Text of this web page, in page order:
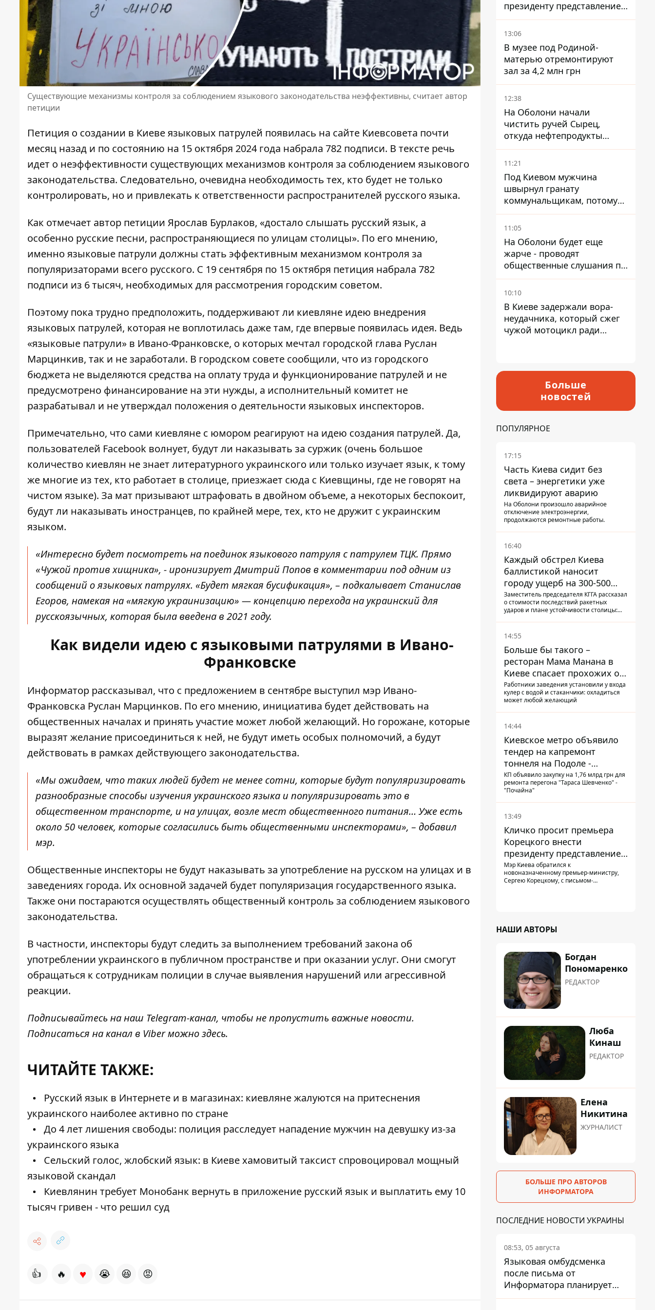
Существующие механизмы контроля за соблюдением языкового законодательства неэффективны, считает автор
петиции
Петиция о создании в Киеве языковых патрулей появилась на сайте Киевсовета почти
месяц назад и по состоянию на 15 октября 2024 года набрала 782 подписи. В тексте речь
идет о неэффективности существующих механизмов контроля за соблюдением языкового
законодательства. Следовательно, очевидна необходимость тех, кто будет не только
контролировать, но и привлекать к ответственности распространителей русского языка.
Как отмечает автор петиции Ярослав Бурлаков, «достало слышать русский язык, а
особенно русские песни, распространяющиеся по улицам столицы». По его мнению,
именно языковые патрули должны стать эффективным механизмом контроля за
популяризаторами всего русского. С 19 сентября по 15 октября петиция набрала 782
подписи из 6 тысяч, необходимых для рассмотрения городским советом.
Поэтому пока трудно предположить, поддерживают ли киевляне идею внедрения
языковых патрулей, которая не воплотилась даже там, где впервые появилась идея. Ведь
«языковые патрули» в Ивано-Франковске, о которых мечтал городской глава Руслан
Марцинкив, так и не заработали. В городском совете сообщили, что из городского
бюджета не выделяются средства на оплату труда и функционирование патрулей и не
предусмотрено финансирование на эти нужды, а исполнительный комитет не
разрабатывал и не утверждал положения о деятельности языковых инспекторов.
Примечательно, что сами киевляне с юмором реагируют на идею создания патрулей. Да,
пользователей Facebook волнует, будут ли наказывать за суржик (очень большое
количество киевлян не знает литературного украинского или только изучает язык, к тому
же многие из тех, кто работает в столице, приезжает сюда с Киевщины, где не говорят на
чистом языке). За мат призывают штрафовать в двойном объеме, а некоторых беспокоит,
будут ли наказывать иностранцев, по крайней мере, тех, кто не дружит с украинским
языком.
«Интересно будет посмотреть на поединок языкового патруля с патрулем ТЦК. Прямо
«Чужой против хищника», - иронизирует Дмитрий Попов в комментарии под одним из
сообщений о языковых патрулях. «Будет мягкая бусификация», – подкалывает Станислав
Егоров, намекая на «мягкую украинизацию» — концепцию перехода на украинский для
русскоязычных, которая была введена в 2021 году.
Как видели идею с языковыми патрулями в Ивано-
Франковске
Информатор рассказывал, что с предложением в сентябре выступил мэр Ивано-
Франковска Руслан Марцинков. По его мнению, инициатива будет действовать на
общественных началах и принять участие может любой желающий. Но горожане, которые
выразят желание присоединиться к ней, не будут иметь особых полномочий, а будут
действовать в рамках действующего законодательства.
«Мы ожидаем, что таких людей будет не менее сотни, которые будут популяризировать
разнообразные способы изучения украинского языка и популяризировать это в
общественном транспорте, и на улицах, возле мест общественного питания… Уже есть
около 50 человек, которые согласились быть общественными инспекторами», – добавил
мэр.
Общественные инспекторы не будут наказывать за употребление на русском на улицах и в
заведениях города. Их основной задачей будет популяризация государственного языка.
Также они постараются осуществлять общественный контроль за соблюдением языкового
законодательства.
В частности, инспекторы будут следить за выполнением требований закона об
употреблении украинского в публичном пространстве и при оказании услуг. Они смогут
обращаться к сотрудникам полиции в случае выявления нарушений или агрессивной
реакции.
Подписывайтесь на наш Telegram-канал, чтобы не пропустить важные новости.
Подписаться на канал в Viber можноздесь.
ЧИТАЙТЕ ТАКЖЕ:
Русский язык в Интернете и в магазинах: киевляне жалуются на притеснения
украинского наиболее активно по стране
До 4 лет лишения свободы: полиция расследует нападение мужчин на девушку из-за
украинского языка
Сельский голос, жлобский язык: в Киеве хамовитый таксист спровоцировал мощный
языковой скандал
Киевлянин требует Монобанк вернуть в приложение русский язык и выплатить ему 10
тысяч гривен - что решил суд
👍 🔥 ♥ 😭 😆 😡
президенту представление
на увольнение властелина
Троещины Бахматова
13:06
В музее под Родиной-
матерью отремонтируют
зал за 4,2 млн грн
12:38
На Оболони начали
чистить ручей Сырец,
откуда нефтепродукты
попадали в озера
11:21
Под Киевом мужчина
швырнул гранату
коммунальщикам, потому
что не хотел платить по
квитанциям
11:05
На Оболони будет еще
жарче - проводят
общественные слушания по
поводу храма УГКЦ на
Северной
10:10
В Киеве задержали вора-
неудачника, который сжег
чужой мотоцикл ради
Больше
новостей
ПОПУЛЯРНОЕ
17:15
Часть Киева сидит без
света – энергетики уже
ликвидируют аварию
На Оболони произошло аварийное
отключение электроэнергии,
продолжаются ремонтные работы.
16:40
Каждый обстрел Киева
баллистикой наносит
городу ущерб на 300-500
миллионов - Петр
Пантелеев
Заместитель председателя КГГА рассказал
о стоимости последствий ракетных
ударов и плане устойчивости столицы:
вымывает из казны города еще больше
средств
14:55
Больше бы такого –
ресторан Мама Манана в
Киеве спасает прохожих от
жары
Работники заведения установили у входа
кулер с водой и стаканчики: охладиться
может любой желающий
14:44
Киевское метро объявило
тендер на капремонт
тоннеля на Подоле -
продлится почти два года
КП объявило закупку на 1,76 млрд грн для
ремонта перегона "Тараса Шевченко" -
"Почайна"
13:49
Кличко просит премьера
Корецкого внести
президенту представление
на увольнение властелина
Троещины Бахматова
Мэр Киева обратился к
новоназначенному премьер-министру,
Сергею Корецкому, с письмом-
НАШИ АВТОРЫ
Богдан
Пономаренко
РЕДАКТОР
Люба
Кинаш
РЕДАКТОР
Елена
Никитина
ЖУРНАЛИСТ
БОЛЬШЕ ПРО АВТОРОВ
ИНФОРМАТОРА
ПОСЛЕДНИЕ НОВОСТИ УКРАИНЫ
08:53, 05 августа
Языковая омбудсменка
после письма от
Информатора планирует
наказать компанию-